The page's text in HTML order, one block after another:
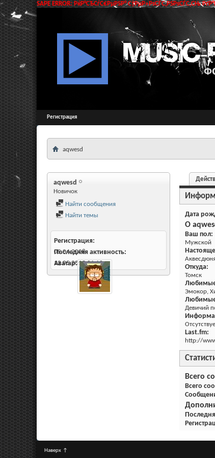
SAPE ERROR: РќР°СЂСѓС€РµРЅР°
Регистрация
aqwesd
aqwesd
Новичок
Найти сообщения
Найти темы
Регистрация
05.04.2008
Последняя активность
12.05.201501:12
Аватар
Дата
О
Ваш пол:
Мужской
Откуда:
Томск
Любимые
Эмокор,
Девичий
Last.fm:
http://
Всего
Всего
Наверх ↑